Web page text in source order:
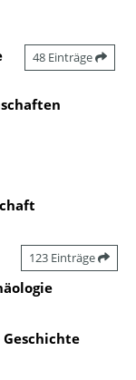
48 Einträge
123 Einträge
Geschichte